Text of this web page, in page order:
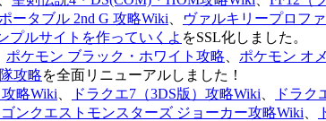
ータブル 2nd G 攻略Wiki ヴァルキリープロフ
プルサイトを作っていくよ をSSL化しました。
ポケモン ブラック・ホワイト攻略 ポケモン オ
攻略を全面リニューアルしました！
略Wiki ドラクエ7（3DS版）攻略Wiki ドラク
ゴンクエストモンスターズ ジョーカー攻略Wiki